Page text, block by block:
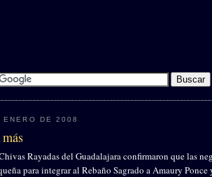
DE 2008
Rayadas del Guadalajara confirmaron que las
para integrar al Rebaño Sagrado a Amaury Ponce